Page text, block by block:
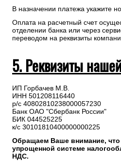
В назначении платежа укажите
Оплата на расчетный счет
отделении банка или через
переводом на реквизиты
5. Реквизиты
ИП Горбачев М.В.
ИНН 501208116440
р/с 40802810238000057230
Банк ОАО "Сбербанк России"
БИК 044525225
к/с 30101810400000000225
Обращаем Ваше внимание,
упрощенной системе
НДС.